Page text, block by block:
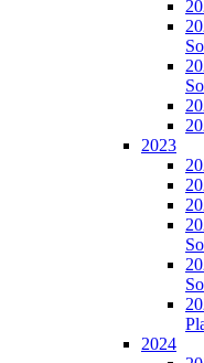
2023
2024